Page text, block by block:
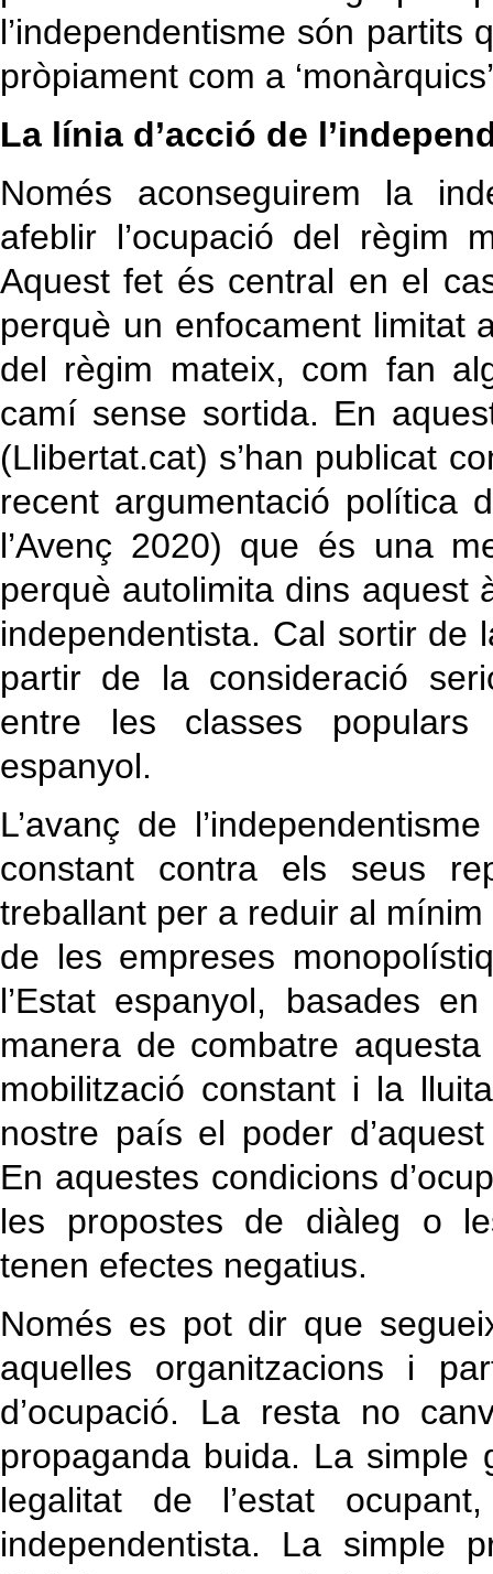
l’independentisme són partits
pròpiament com a
La línia d’acció de
Només aconseguirem la
afeblir l’ocupació del règim
Aquest fet és central en el
perquè un enfocament limitat
del règim mateix, com fan
camí sense sortida. En
(Llibertat.cat) s’han publicat
recent argumentació política
l’Avenç 2020) que és una
perquè autolimita dins aquest
independentista. Cal sortir de
partir de la consideració
entre les classes
espanyol.
L’avanç de
constant contra els seus
treballant per a reduir al
de les empreses
l’Estat espanyol, basades
manera de combatre
mobilització constant i la
nostre país el poder
En aquestes condicions
les propostes de diàleg o
tenen efectes negatius.
Només es pot dir que
aquelles organitzacions i
d’ocupació. La resta no
propaganda buida. La simple
legalitat de l’estat
independentista. La simple